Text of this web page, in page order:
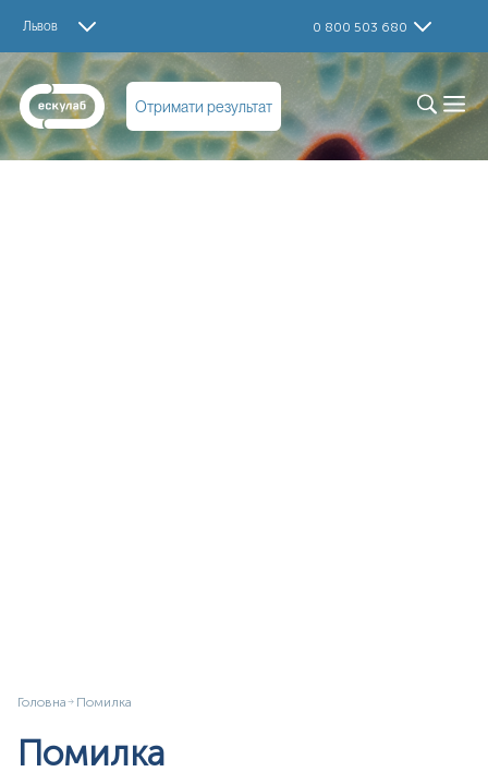
Львов 0 800 503 680
Отримати результат
Головна Помилка
Помилка